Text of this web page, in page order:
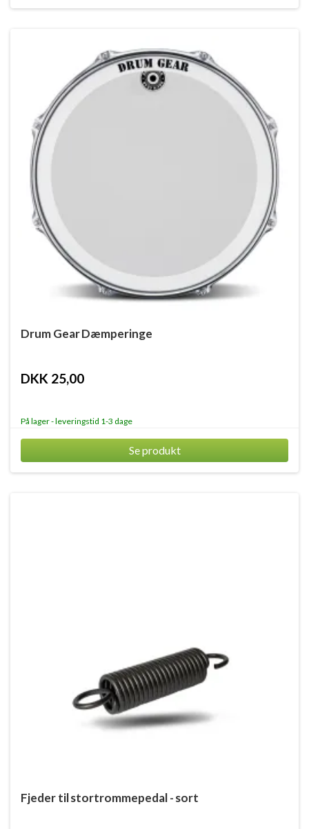
Drum Gear Dæmperinge
DKK 25,00
På lager - leveringstid 1-3 dage
Se produkt
Fjeder til stortrommepedal - sort